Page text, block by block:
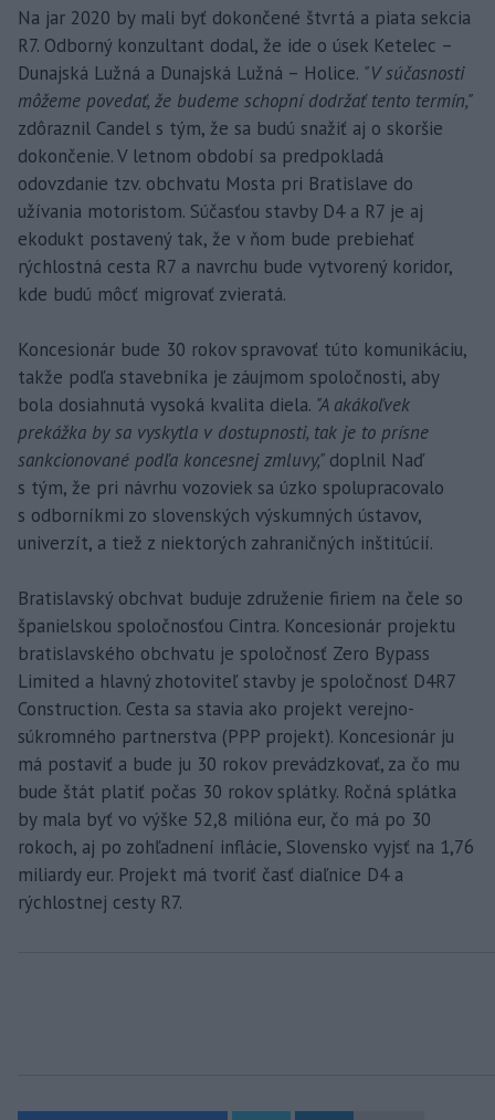
Na jar 2020 by mali byť dokončené štvrtá a piata sekcia
R7. Odborný konzultant dodal, že ide o úsek Ketelec –
Dunajská Lužná a Dunajská Lužná – Holice. "V súčasnosti
môžeme povedať, že budeme schopní dodržať tento termín,"
zdôraznil Candel s tým, že sa budú snažiť aj o skoršie
dokončenie. V letnom období sa predpokladá
odovzdanie tzv. obchvatu Mosta pri Bratislave do
užívania motoristom. Súčasťou stavby D4 a R7 je aj
ekodukt postavený tak, že v ňom bude prebiehať
rýchlostná cesta R7 a navrchu bude vytvorený koridor,
kde budú môcť migrovať zvieratá.
Koncesionár bude 30 rokov spravovať túto komunikáciu,
takže podľa stavebníka je záujmom spoločnosti, aby
bola dosiahnutá vysoká kvalita diela. "A akákoľvek
prekážka by sa vyskytla v dostupnosti, tak je to prísne
sankcionované podľa koncesnej zmluvy," doplnil Naď
s tým, že pri návrhu vozoviek sa úzko spolupracovalo
s odborníkmi zo slovenských výskumných ústavov,
univerzít, a tiež z niektorých zahraničných inštitúcií.
Bratislavský obchvat buduje združenie firiem na čele so
španielskou spoločnosťou Cintra. Koncesionár projektu
bratislavského obchvatu je spoločnosť Zero Bypass
Limited a hlavný zhotoviteľ stavby je spoločnosť D4R7
Construction. Cesta sa stavia ako projekt verejno-
súkromného partnerstva (PPP projekt). Koncesionár ju
má postaviť a bude ju 30 rokov prevádzkovať, za čo mu
bude štát platiť počas 30 rokov splátky. Ročná splátka
by mala byť vo výške 52,8 milióna eur, čo má po 30
rokoch, aj po zohľadnení inflácie, Slovensko vyjsť na 1,76
miliardy eur. Projekt má tvoriť časť diaľnice D4 a
rýchlostnej cesty R7.